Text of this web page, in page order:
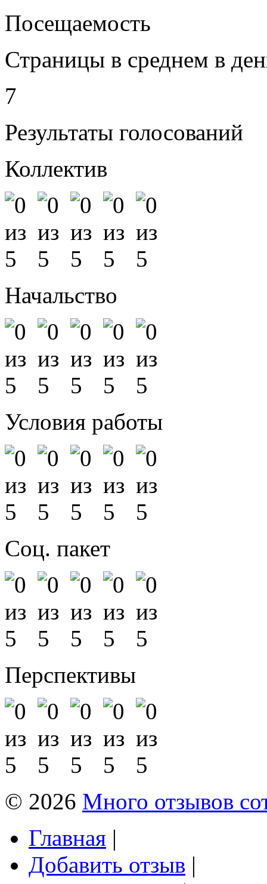
Посещаемость
Страницы в среднем в
7
Результаты голосований
Коллектив
Начальство
Условия работы
Соц. пакет
Перспективы
© 2026 Много отзывов
Главная |
Добавить отзыв |